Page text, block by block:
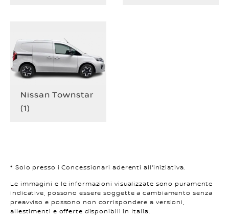
Nissan Townstar
(1)
* Solo presso i Concessionari aderenti all'iniziativa.
Le immagini e le informazioni visualizzate sono puramente
indicative, possono essere soggette a cambiamento senza
preavviso e possono non corrispondere a versioni,
allestimenti e offerte disponibili in Italia.